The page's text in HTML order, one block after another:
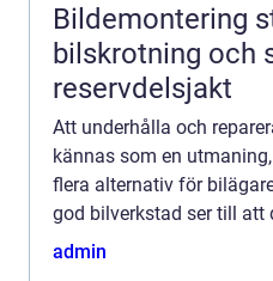
Bildemontering
bilskrotning och
reservdelsjakt
Att underhålla och
kännas som en
flera alternativ för
god bilverkstad ser till att
admin